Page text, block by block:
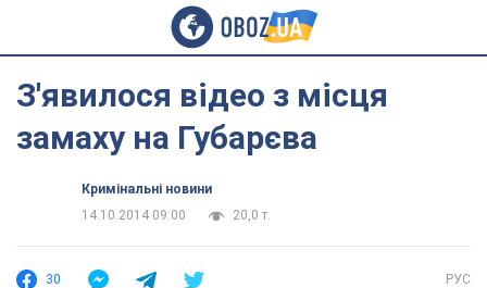
З'явилося відео з місця
замаху на Губарєва
Кримінальні новини
14.10.2014 09:00
20,0 т.
30 РУС